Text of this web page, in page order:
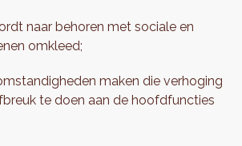
naar behoren met sociale en
omkleed;
maken die verhoging
te doen aan de hoofdfuncties